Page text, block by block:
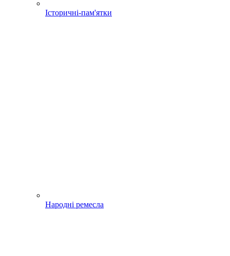
Історичні-пам'ятки
Народні ремесла